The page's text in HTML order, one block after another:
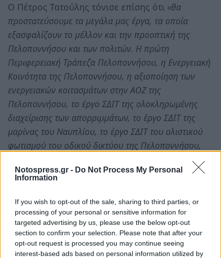
Notospress.gr - Do Not Process My Personal
Information
If you wish to opt-out of the sale, sharing to third parties, or
processing of your personal or sensitive information for
targeted advertising by us, please use the below opt-out
section to confirm your selection. Please note that after your
opt-out request is processed you may continue seeing
interest-based ads based on personal information utilized by
Ο Πέτρος Τατούλης τόνισε επίσης ότι «θα
προστατεύσουμε τα μεγάλα μας έργα, τα οποία
εξασφαλίζουν το μέλλον και την προοπτική της
Πελοποννήσου και των πολιτών. Η πρώτη
Περιφερειακή Τράπεζα Πελοποννήσου, η Ενεργειακή
Κοινότητα της Πελοποννήσου, η αξιοποίηση των
ενεργειακών κοιτασμάτων στην ΑΟΖ της
Πελοποννήσου, το έργο ΣΔΙΤ της ολοκληρωμένης
διαχείρισης των απορριμμάτων, το έργο ΣΔΙΤ της
μαρίνας του Ναυπλίου, το έργο ΣΔΙΤ του ολιστικού
φωτισμού του οδικού δικτύου της Πελοποννήσου,
έχουν μπει σε τροχιά υλοποίησης και δεν μπορούν
να ανακοπούν από κανένα».
για την εξαιρετική της συνοχή και το υψηλό επίπεδο
πολιτικής ποιότητας»δήλωσε τέλος ο κ. Τατούλης
και πρόσθεσε ότι«οι προσωπικές και οικογενειακές
ύβρεις, οι πρακτικές αποστασίας, εκβιασμών και